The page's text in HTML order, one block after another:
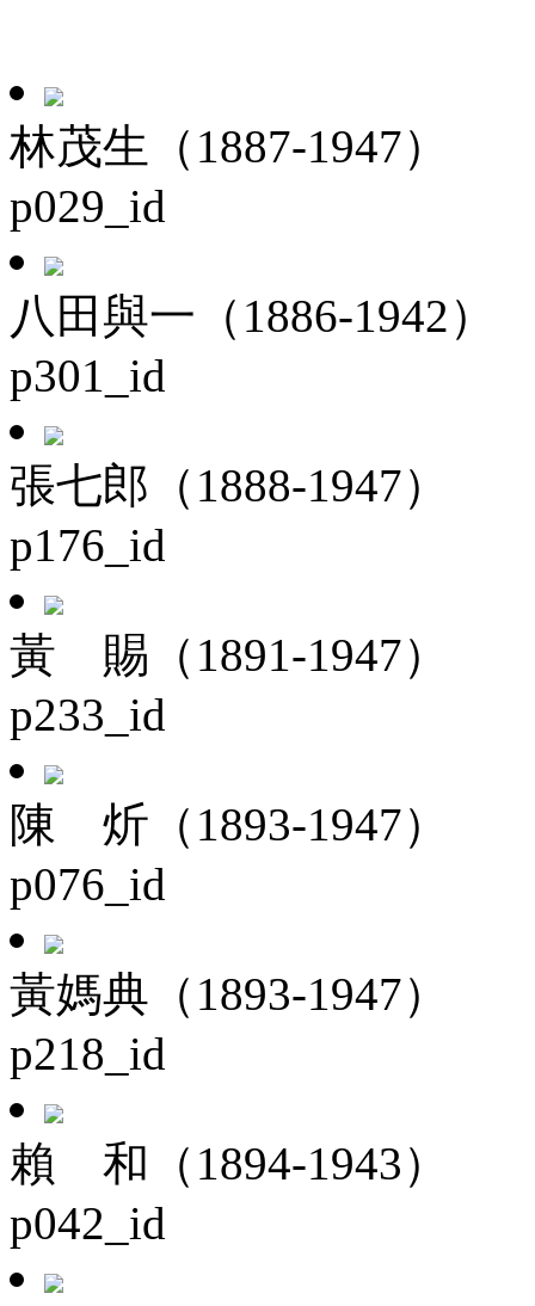
林茂生（1887-1947）
p029_id
八田與一（1886-1942）
p301_id
張七郎（1888-1947）
p176_id
黃 賜（1891-1947）
p233_id
陳 炘（1893-1947）
p076_id
黃媽典（1893-1947）
p218_id
賴 和（1894-1943）
p042_id